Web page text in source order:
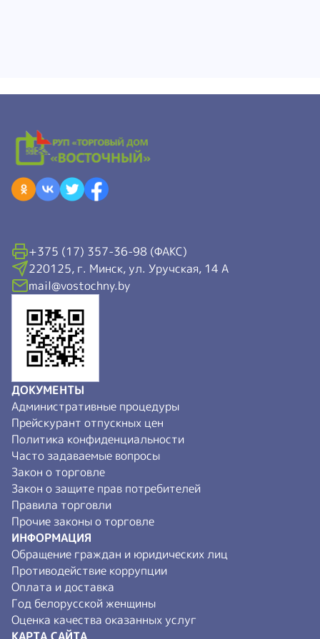
+375 (17) 357-36-98 (ФАКС)
220125, г. Минск, ул. Уручская, 14 А
mail@vostochny.by
ДОКУМЕНТЫ
Административные процедуры
Прейскурант отпускных цен
Политика конфиденциальности
Часто задаваемые вопросы
Закон о торговле
Закон о защите прав потребителей
Правила торговли
Прочие законы о торговле
ИНФОРМАЦИЯ
Обращение граждан и юридических лиц
Противодействие коррупции
Оплата и доставка
Год белорусской женщины
Оценка качества оказанных услуг